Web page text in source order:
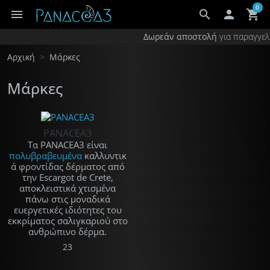
Το καλάθι σας ×
Το καλάθι είναι άδειο.
Ακόμη 90,00 € για δωρεάν αποστολή παντού
search
menu  shopping_cart
0
Δωρεάν αποστολήγια
Αρχική
Μάρκες
Μάρκες
PANACEA3
Τα PANACEA3 είναι
πολυβραβευμένακαλλυντικ
ά φροντίδας δέρματος από
την Escargot de Crete,
αποκλειστικά χτισμένα
πάνω στις μοναδικά
ευεργετικές ιδιότητες του
εκκρίματος σαλιγκαριού στο
ανθρώπινο δέρμα.
23